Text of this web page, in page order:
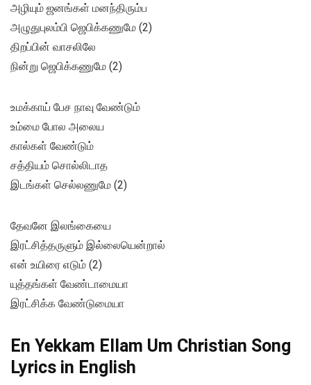
அழியும் ஜனங்கள் மனந்திரும்ப
அழுதுபுலம்பி ஜெபிக்கணுமே (2)
திறப்பின் வாசலிலே
நின்று ஜெபிக்கணுமே (2)
உமக்காய் பேச நாவு வேண்டும்
உம்மை போல அலைய
கால்கள் வேண்டும்
சத்தியம் சொல்லிடாத
இடங்கள் செல்லணுமே (2)
தேவனே இலங்கையை
இரட்சித்தருளும் இல்லையென்றால்
என் உயிரை எடும் (2)
யுத்தங்கள் வேண்டாமையா
இரட்சிக்க வேண்டுமையா
En Yekkam Ellam Um Christian Song
Lyrics in English